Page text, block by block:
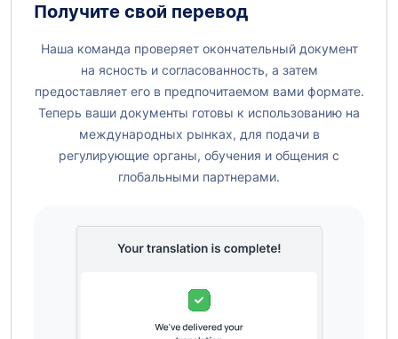
Получите свой перевод
Наша команда проверяет окончательный документ
на ясность и согласованность, а затем
предоставляет его в предпочитаемом вами формате.
Теперь ваши документы готовы к использованию на
международных рынках, для подачи в
регулирующие органы, обучения и общения с
глобальными партнерами.